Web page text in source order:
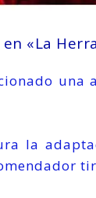
«La
una
la